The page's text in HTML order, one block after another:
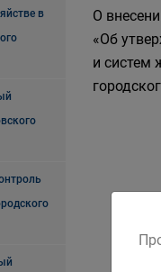
в
О
«Об
и систем